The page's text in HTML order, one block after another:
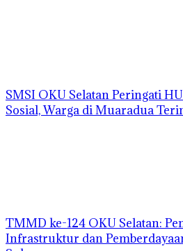
SMSI OKU Selatan Peringati
Sosial, Warga di Muaradua
TMMD ke-124 OKU Selatan:
Infrastruktur dan